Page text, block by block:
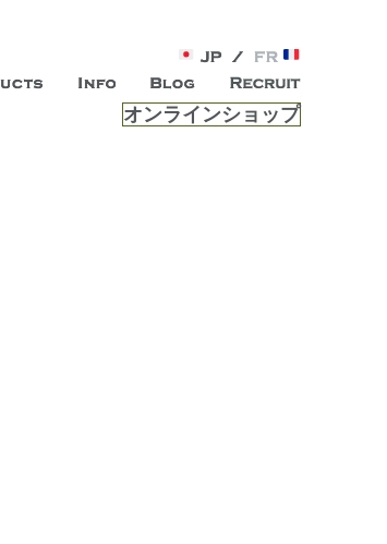
面から輝く美をトー
のもつ「自らしい美しさ」を追求し、未来の
エステサロンです。
オンラインショップ